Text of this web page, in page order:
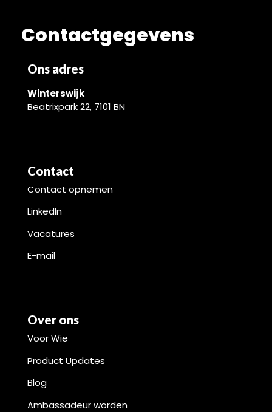
Contactgegevens
Ons adres
Winterswijk
Beatrixpark 22, 7101 BN
Contact
Contact opnemen
LinkedIn
Vacatures
E-mail
Over ons
Voor Wie
Product Updates
Blog
Ambassadeur worden